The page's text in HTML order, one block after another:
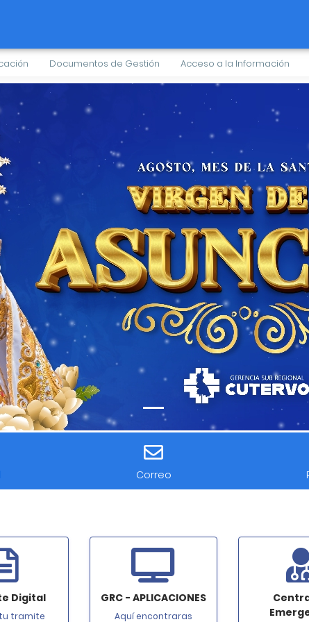
Documentos de Gestión Acceso a la Información
Correo
Digital
tramite
GRC - APLICACIONES
Aquí encontraras